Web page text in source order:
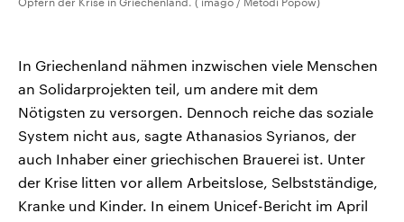
In Griechenland nähmen inzwischen viele Menschen
an Solidarprojekten teil, um andere mit dem
Nötigsten zu versorgen. Dennoch reiche das soziale
System nicht aus, sagte Athanasios Syrianos, der
auch Inhaber einer griechischen Brauerei ist. Unter
der Krise litten vor allem Arbeitslose, Selbstständige,
Kranke und Kinder. In einem Unicef-Bericht im April